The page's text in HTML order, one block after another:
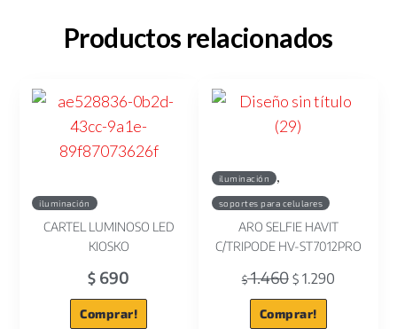
Productos relacionados
iluminación
CARTEL LUMINOSO LED
KIOSKO
$ 690
Comprar!
iluminación ,
soportes para celulares
ARO SELFIE HAVIT
C/TRIPODE HV-ST7012PRO
$1.460 $1.290
Comprar!